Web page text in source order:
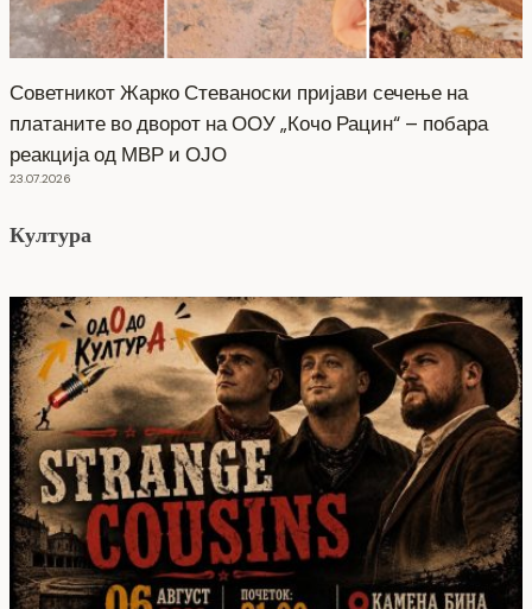
Советникот Жарко Стеваноски пријави сечење на
платаните во дворот на ООУ „Кочо Рацин“ – побара
реакција од МВР и ОЈО
23.07.2026
Култура